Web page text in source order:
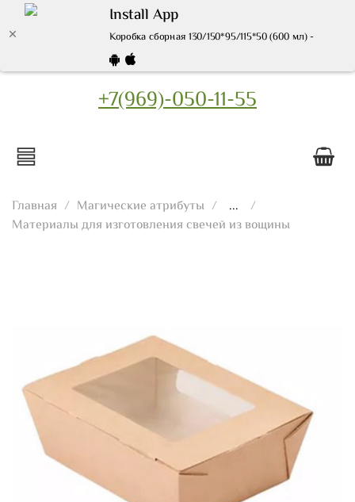
Install App
Коробка сборная 130/150*95/115*50 (600 мл) -
+7(969)-050-11-55
Главная Магические атрибуты
...
Материалы для изготовления свечей из вощины